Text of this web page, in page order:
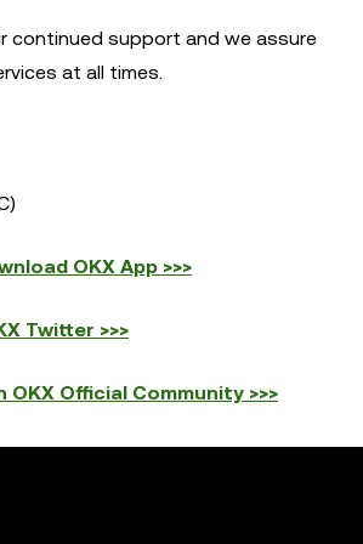
continued support and we assure
at all times.
OKX App >>>
Twitter >>>
OKX Official Community >>>